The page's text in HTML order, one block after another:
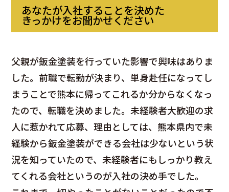
あなたが入社することを決めた
きっかけをお聞かせください
父親が鈑金塗装を行っていた影響で興味はありま
した。前職で転勤が決まり、単身赴任になってし
まうことで熊本に帰ってこれるか分からなくなっ
たので、転職を決めました。未経験者大歓迎の求
人に惹かれて応募、理由としては、熊本県内で未
経験から鈑金塗装ができる会社は少ないという状
況を知っていたので、未経験者にもしっかり教え
てくれる会社というのが入社の決め手でした。